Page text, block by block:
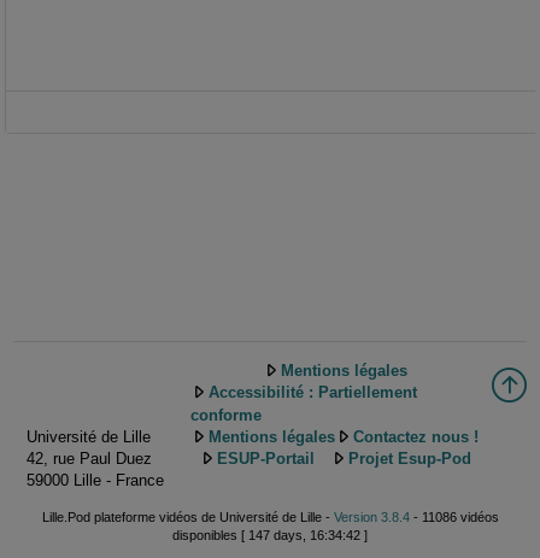
Université de Lille
42, rue Paul Duez
59000 Lille - France
Mentions légales
Accessibilité : Partiellement
conforme
Mentions légales
Contactez nous !
ESUP-Portail
Projet Esup-Pod
Lille.Pod plateforme vidéos de Université de Lille - Version 3.8.4- 11086 vidéos
disponibles [ 147 days, 16:34:42 ]